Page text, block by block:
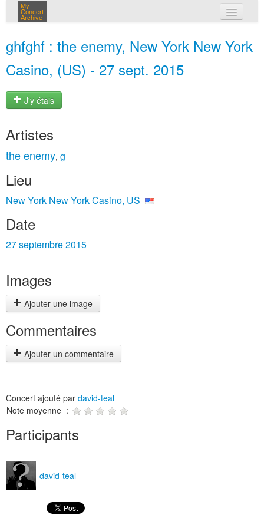
My
Concert
Archive
ghfghf : the enemy, New York New York
Casino, (US) - 27 sept. 2015
J'y étais
Artistes
the enemy, g
Lieu
New York New York Casino, US
Date
27 septembre 2015
Images
Ajouter une image
Commentaires
Ajouter un commentaire
Concert ajouté par david-teal
Note moyenne :
Participants
david-teal